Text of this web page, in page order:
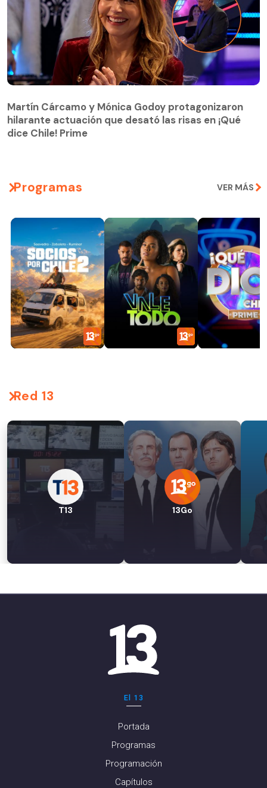
hilarante actuación que desató las risas en ¡Qué
dice Chile! Prime
Martín Cárcamo y Mónica Godoy protagonizaron
hilarante actuación que desató las risas en ¡Qué
dice Chile! Prime
Programas VER MÁS
Red 13
T13 13Go
El 13
Portada
Programas
Programación
Capítulos